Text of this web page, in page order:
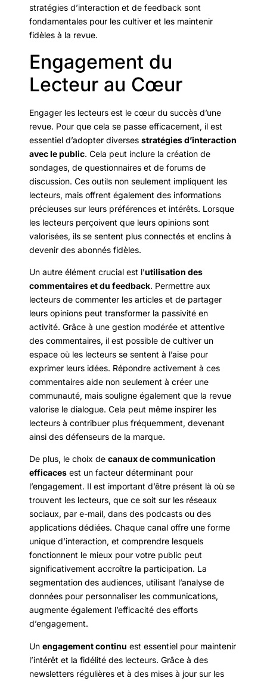
stratégies d’interaction et de feedback sont
fondamentales pour les cultiver et les maintenir
fidèles à la revue.
Engagement du
Lecteur au Cœur
Engager les lecteurs est le cœur du succès d’une
revue. Pour que cela se passe efficacement, il est
essentiel d’adopter diverses stratégies d’interaction
avec le public. Cela peut inclure la création de
sondages, de questionnaires et de forums de
discussion. Ces outils non seulement impliquent les
lecteurs, mais offrent également des informations
précieuses sur leurs préférences et intérêts. Lorsque
les lecteurs perçoivent que leurs opinions sont
valorisées, ils se sentent plus connectés et enclins à
devenir des abonnés fidèles.
Un autre élément crucial est l’utilisation des
commentaires et du feedback. Permettre aux
lecteurs de commenter les articles et de partager
leurs opinions peut transformer la passivité en
activité. Grâce à une gestion modérée et attentive
des commentaires, il est possible de cultiver un
espace où les lecteurs se sentent à l’aise pour
exprimer leurs idées. Répondre activement à ces
commentaires aide non seulement à créer une
communauté, mais souligne également que la revue
valorise le dialogue. Cela peut même inspirer les
lecteurs à contribuer plus fréquemment, devenant
ainsi des défenseurs de la marque.
De plus, le choix de canaux de communication
efficaces est un facteur déterminant pour
l’engagement. Il est important d’être présent là où se
trouvent les lecteurs, que ce soit sur les réseaux
sociaux, par e-mail, dans des podcasts ou des
applications dédiées. Chaque canal offre une forme
unique d’interaction, et comprendre lesquels
fonctionnent le mieux pour votre public peut
significativement accroître la participation. La
segmentation des audiences, utilisant l’analyse de
données pour personnaliser les communications,
augmente également l’efficacité des efforts
d’engagement.
Un engagement continu est essentiel pour maintenir
l’intérêt et la fidélité des lecteurs. Grâce à des
newsletters régulières et à des mises à jour sur les